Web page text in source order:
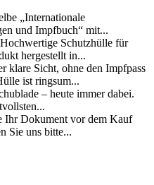
„Internationale
und Impfbuch“ mit...
Schutzhülle für
hergestellt in...
Sicht, ohne den Impfpass
ist ringsum...
– heute immer dabei.
Ihr Dokument vor dem Kauf
Sie uns bitte...